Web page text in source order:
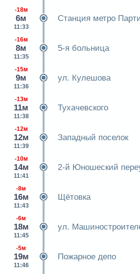
-18м
6м
11:33
Станция метро
-16м
8м
11:35
5-я больница
-15м
9м
11:36
ул. Кулешова
-13м
11м
11:38
Тухачевского
-12м
12м
11:39
Западный поселок
-10м
14м
11:41
2-й Юношеский
-8м
16м
11:43
Щётовка
-6м
18м
11:45
ул.
-5м
19м
11:46
Пожарное депо